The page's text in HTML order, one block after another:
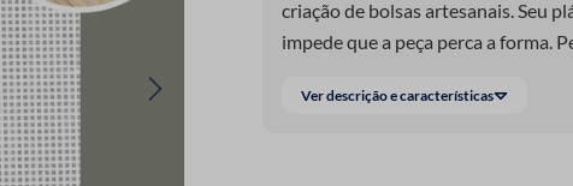
criação de bolsas artesanais. Seu
impede que a peça perca a forma.
montagem e entrega um
Ver descrição e características